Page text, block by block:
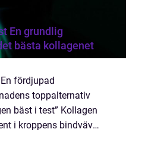
bästa kollagenet
fördjupad
toppalternativ
bäst i test” Kollagen
i kroppens bindväv